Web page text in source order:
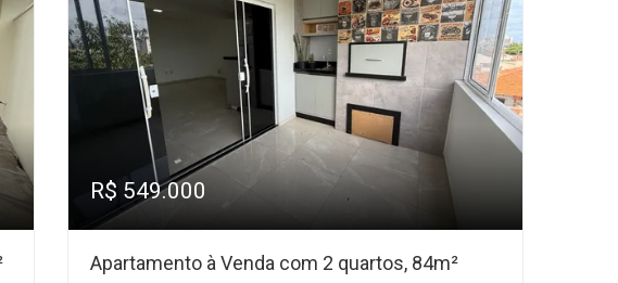
R$ 549.000
Apartamento à Venda com 2 quartos, 84m²